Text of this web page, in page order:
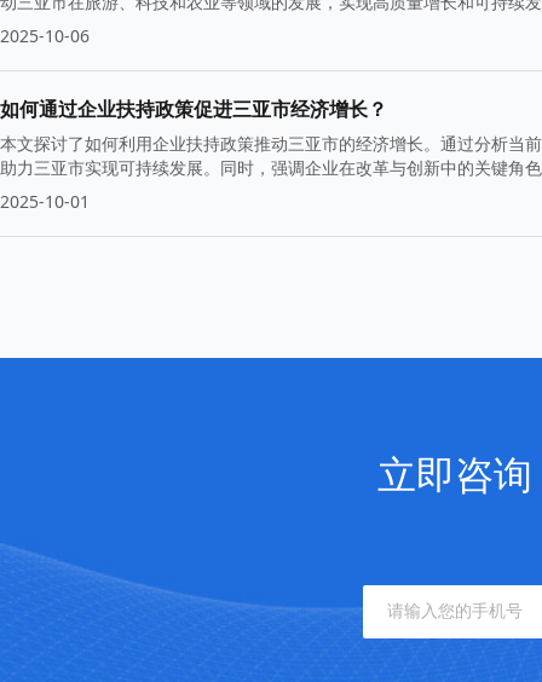
2025-10-06
如何通过企业扶持政策促进三亚市经济增长？
本文探讨了如何利用企业扶持政策推动三亚市的经济增长。通过分析当
助力三亚市实现可持续发展。同时，强调企业在改革与创新中的关键角
2025-10-01
立即咨